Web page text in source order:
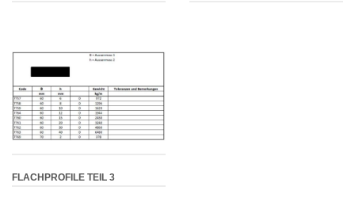
FLACHPROFILE TEIL 3